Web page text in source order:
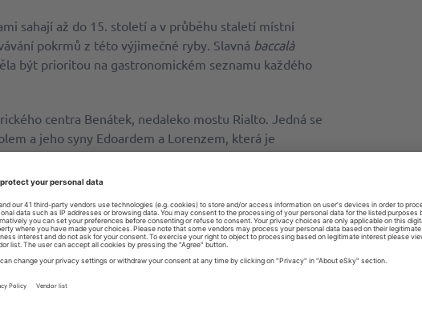
sahají až do 15. století a v průběhu staletí místní
pokrmů z této výjimečné ryby. Slavná baccalà
být prioritou na gastronomickém seznamu každého
centra Benátek, nedaleko mostu Rialto. Jedná se
a jeho syny Edoardem a Lorenzem, která je
před 80 lety. Rodina pěstuje tradiční recepturu na
bez mléka nebo mouky. Je tedy skvělou
laktózy. Na místě najdete i obchod, který nabízí
a tresky připravené na mnoho chutných způsobů.